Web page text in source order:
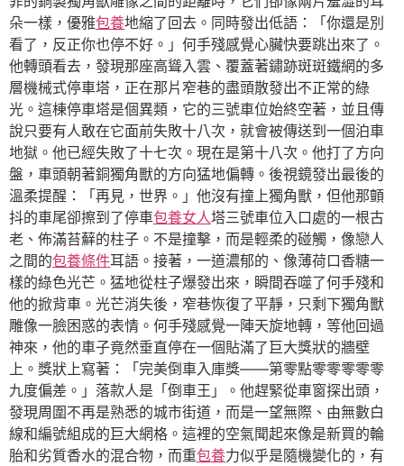
朵一樣，優雅包養地縮了回去。同時發出低語：「你還是別
看了，反正你也停不好。」何手殘感覺心臟快要跳出來了。
他轉頭看去，發現那座高聳入雲、覆蓋著鏽跡斑斑鐵網的多
層機械式停車塔，正在那片窄巷的盡頭散發出不正常的綠
光。這棟停車塔是個異類，它的三號車位始終空著，並且傳
說只要有人敢在它面前失敗十八次，就會被傳送到一個泊車
地獄。他已經失敗了十七次。現在是第十八次。他打了方向
盤，車頭朝著銅獨角獸的方向猛地偏轉。後視鏡發出最後的
溫柔提醒：「再見，世界。」他沒有撞上獨角獸，但他那顫
抖的車尾卻擦到了停車包養女人塔三號車位入口處的一根古
老、佈滿苔蘚的柱子。不是撞擊，而是輕柔的碰觸，像戀人
之間的包養條件耳語。接著，一道濃郁的、像薄荷口香糖一
樣的綠色光芒。猛地從柱子爆發出來，瞬間吞噬了何手殘和
他的掀背車。光芒消失後，窄巷恢復了平靜，只剩下獨角獸
雕像一臉困惑的表情。何手殘感覺一陣天旋地轉，等他回過
神來，他的車子竟然垂直停在一個貼滿了巨大獎狀的牆壁
上。獎狀上寫著：「完美倒車入庫獎——第零點零零零零零
九度偏差。」落款人是「倒車王」。他趕緊從車窗探出頭，
發現周圍不再是熟悉的城市街道，而是一望無際、由無數白
線和編號組成的巨大網格。這裡的空氣聞起來像是新買的輪
胎和劣質香水的混合物，而重包養力似乎是隨機變化的，有